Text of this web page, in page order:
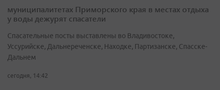
муниципалитетах Приморского края в местах отдыха
у воды дежурят спасатели
Спасательные посты выставлены во Владивостоке,
Уссурийске, Дальнереченске, Находке, Партизанске, Спасске-
Дальнем
сегодня, 14:42